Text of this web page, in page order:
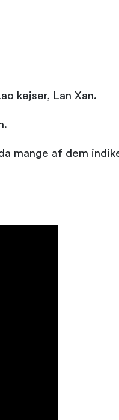
kejser, Lan Xan.
mange af dem